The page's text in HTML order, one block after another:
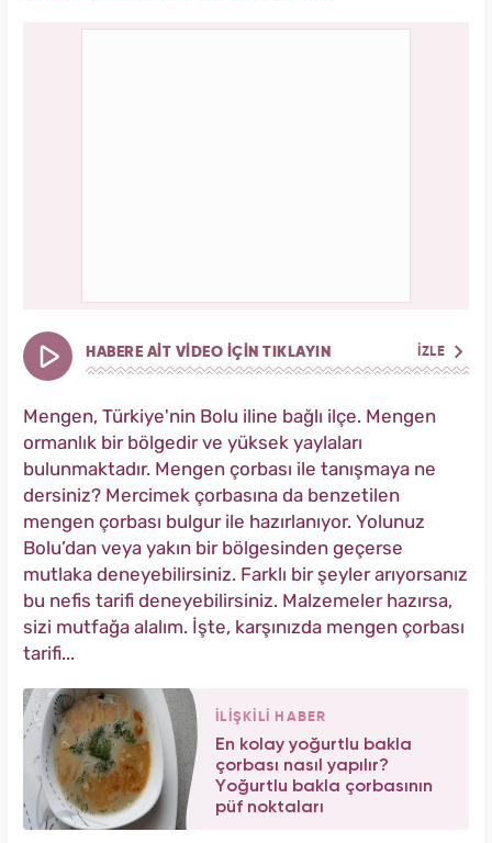
HABERE AİT VİDEO İÇİN TIKLAYIN İZLE
Mengen, Türkiye'nin Bolu iline bağlı ilçe. Mengen
ormanlık bir bölgedir ve yüksek yaylaları
bulunmaktadır. Mengen çorbası ile tanışmaya ne
dersiniz? Mercimek çorbasına da benzetilen
mengen çorbası bulgur ile hazırlanıyor. Yolunuz
Bolu’dan veya yakın bir bölgesinden geçerse
mutlaka deneyebilirsiniz. Farklı bir şeyler arıyorsanız
bu nefis tarifi deneyebilirsiniz. Malzemeler hazırsa,
sizi mutfağa alalım. İşte, karşınızda mengen çorbası
tarifi...
İLİŞKİLİ HABER
En kolay yoğurtlu bakla
çorbası nasıl yapılır?
Yoğurtlu bakla çorbasının
püf noktaları